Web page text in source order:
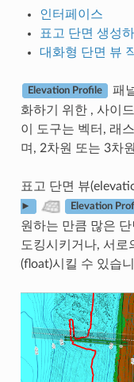
인터페이스
표고 단면 생성하
대화형 단면 뷰
Elevation Profile
패
화하기 위한 , 사이
이 도구는 벡터, 래
며, 2차원 또는 3차
표고 단면 뷰
► Elevation
원하는 만큼 많은
도킹시키거나, 서로
(float)시킬 수 있습